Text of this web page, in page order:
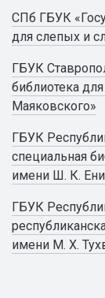
СПб ГБУК
для слепых и
ГБУК
библиотека
Маяковского»
ГБУК
специальная
имени Ш. К.
ГБУК
имени М. Х.